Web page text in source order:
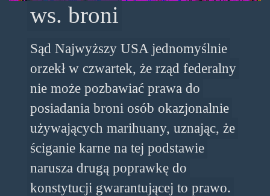
ws. broni
Sąd Najwyższy USA jednomyślnie
orzekł w czwartek, że rząd federalny
nie może pozbawiać prawa do
posiadania broni osób okazjonalnie
używających marihuany, uznając, że
ściganie karne na tej podstawie
narusza drugą poprawkę do
konstytucji gwarantującej to prawo.